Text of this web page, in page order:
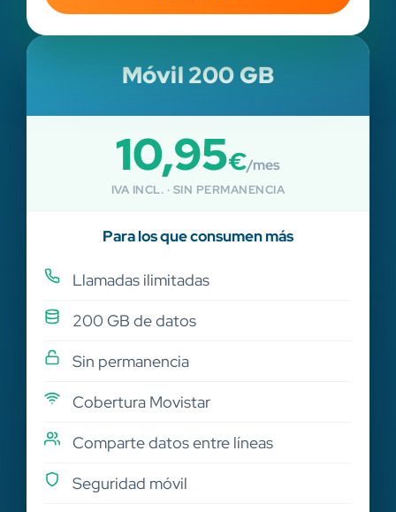
Móvil 200 GB
10,95€/mes
IVA INCL. · SIN PERMANENCIA
Para los que consumen más
Llamadas ilimitadas
200 GB de datos
Sin permanencia
Cobertura Movistar
Comparte datos entre líneas
Seguridad móvil